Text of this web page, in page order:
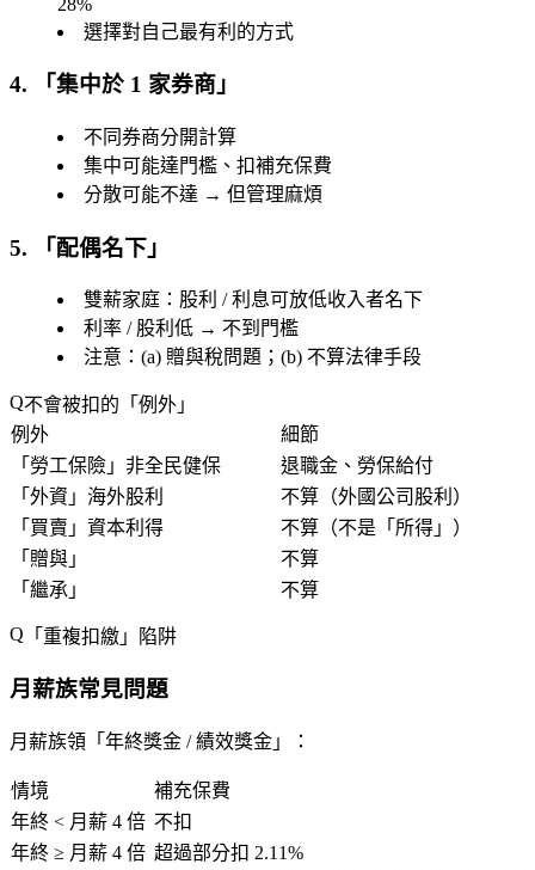
選擇對自己最有利的方式
4. 「集中於 1 家券商 」
不同券商分開計算
集中可能達門檻、扣補充保費
分散可能不達 → 但管理麻煩
5. 「配偶名下 」
雙薪家庭：股利 / 利息可放低收入者名下
利率 / 股利低 → 不到門檻
注意：(a) 贈與稅問題；(b) 不算法律手段
不會被扣的「 例外 」
例外
細節
「 勞工保險 」非全民健保
退職金、勞保給付
「 外資 」海外股利
不算（外國公司股利）
「 買賣 」資本利得 不算（不是「 所得 」）
「 贈與 」
不算
「 繼承 」 不算
「 重複扣繳 」陷阱
月薪族常見問題
月薪族領「 年終獎金 / 績效獎金 」：
情境
補充保費
年終 < 月薪 4 倍 不扣
年終 ≥ 月薪 4 倍 超過部分扣 2.11%